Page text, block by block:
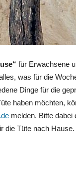
für Erwachsene
was für die
Dinge für die
haben möchten,
melden. Bitte dabei
die Tüte nach Hause.